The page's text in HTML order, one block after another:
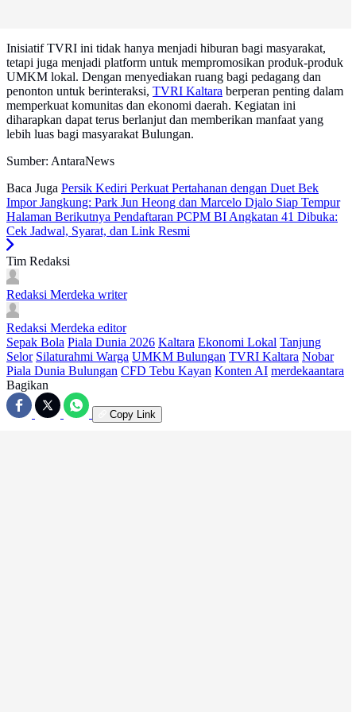
Inisiatif TVRI ini tidak hanya menjadi hiburan bagi masyarakat,
tetapi juga menjadi platform untuk mempromosikan produk-produk
UMKM lokal. Dengan menyediakan ruang bagi pedagang dan
penonton untuk berinteraksi, TVRI Kaltara berperan penting dalam
memperkuat komunitas dan ekonomi daerah. Kegiatan ini
diharapkan dapat terus berlanjut dan memberikan manfaat yang
lebih luas bagi masyarakat Bulungan.
Sumber: AntaraNews
Baca Juga Persik Kediri Perkuat Pertahanan dengan Duet Bek
Impor Jangkung: Park Jun Heong dan Marcelo Djalo Siap Tempur
Halaman Berikutnya Pendaftaran PCPM BI Angkatan 41 Dibuka:
Cek Jadwal, Syarat, dan Link Resmi
Tim Redaksi
Redaksi Merdeka writer
Redaksi Merdeka editor
Sepak Bola Piala Dunia 2026 Kaltara Ekonomi Lokal Tanjung
Selor Silaturahmi Warga UMKM Bulungan TVRI Kaltara Nobar
Piala Dunia Bulungan CFD Tebu Kayan Konten AI merdekaantara
Bagikan
Copy Link